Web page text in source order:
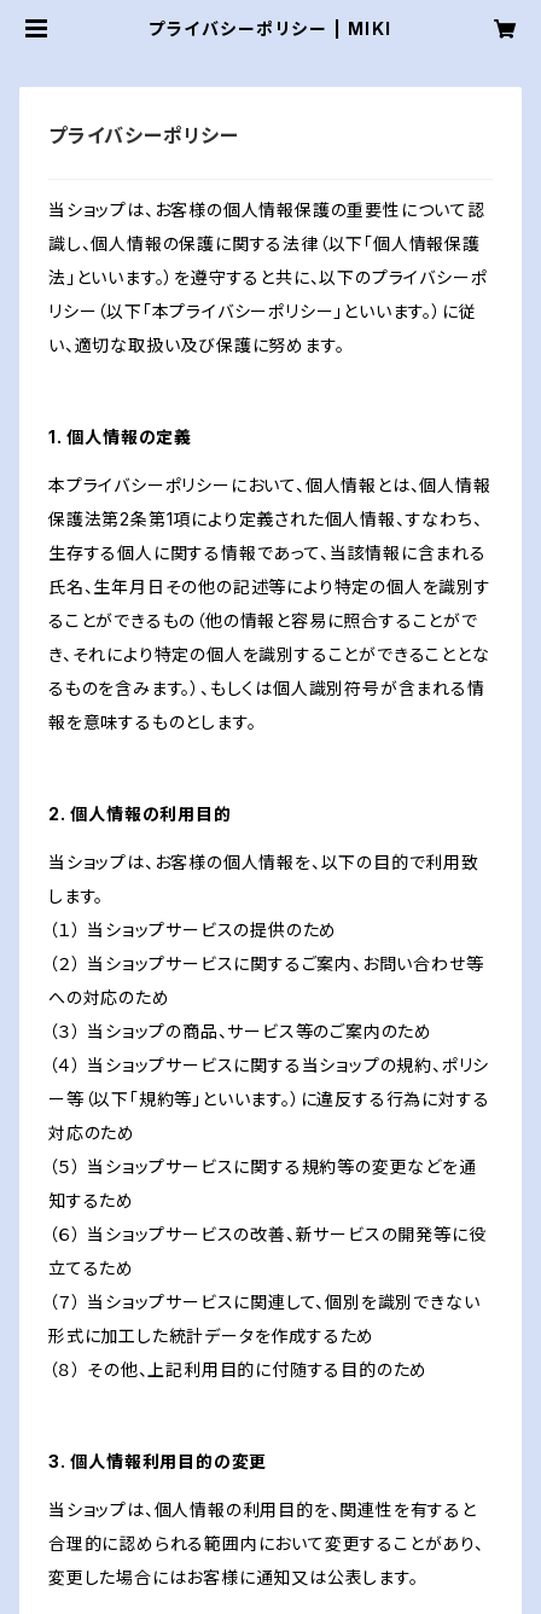
プライバシーポリシー | MIKI
プライバシーポリシー
当ショップは、お客様の個人情報保護の重要性について認
識し、個人情報の保護に関する法律（以下「個人情報保護
法」といいます。）を遵守すると共に、以下のプライバシーポ
リシー（以下「本プライバシーポリシー」といいます。）に従
い、適切な取扱い及び保護に努めます。
1. 個人情報の定義
本プライバシーポリシーにおいて、個人情報とは、個人情報
保護法第2条第1項により定義された個人情報、すなわち、
生存する個人に関する情報であって、当該情報に含まれる
氏名、生年月日その他の記述等により特定の個人を識別す
ることができるもの（他の情報と容易に照合することがで
き、それにより特定の個人を識別することができることとな
るものを含みます。）、もしくは個人識別符号が含まれる情
報を意味するものとします。
2. 個人情報の利用目的
当ショップは、お客様の個人情報を、以下の目的で利用致
します。
（１） 当ショップサービスの提供のため
（２） 当ショップサービスに関するご案内、お問い合わせ等
への対応のため
（３） 当ショップの商品、サービス等のご案内のため
（４） 当ショップサービスに関する当ショップの規約、ポリシ
ー等（以下「規約等」といいます。）に違反する行為に対する
対応のため
（５） 当ショップサービスに関する規約等の変更などを通
知するため
（６） 当ショップサービスの改善、新サービスの開発等に役
立てるため
（７） 当ショップサービスに関連して、個別を識別できない
形式に加工した統計データを作成するため
（８） その他、上記利用目的に付随する目的のため
3. 個人情報利用目的の変更
当ショップは、個人情報の利用目的を、関連性を有すると
合理的に認められる範囲内において変更することがあり、
変更した場合にはお客様に通知又は公表します。